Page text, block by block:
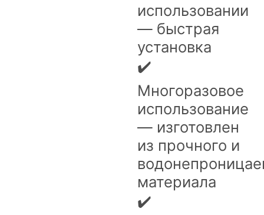
использовании
— быстрая
установка
✔️
Многоразовое
использование
— изготовлен
из прочного и
материала
✔️